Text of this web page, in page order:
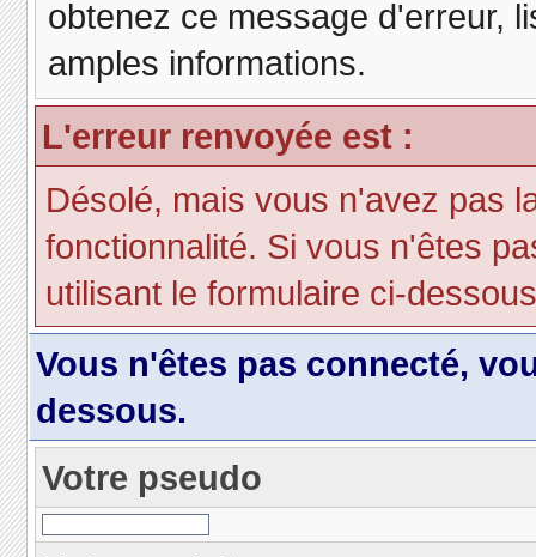
obtenez ce message d'erreur,
amples informations.
L'erreur renvoyée est :
Désolé, mais vous n'avez pas
fonctionnalité. Si vous n'êtes
utilisant le formulaire ci-
Vous n'êtes pas connecté,
dessous.
Votre pseudo